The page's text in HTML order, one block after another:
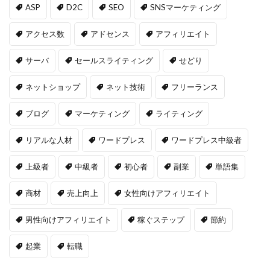
ASP D2C SEO SNSマーケティング
アクセス数 アドセンス アフィリエイト
サーバ セールスライティング せどり
ネットショップ ネット技術 フリーランス
ブログ マーケティング ライティング
リアルな人材 ワードプレス ワードプレス中級者
上級者 中級者 初心者 副業 単語集
商材 売上向上 女性向けアフィリエイト
男性向けアフィリエイト 稼ぐステップ 節約
起業 転職